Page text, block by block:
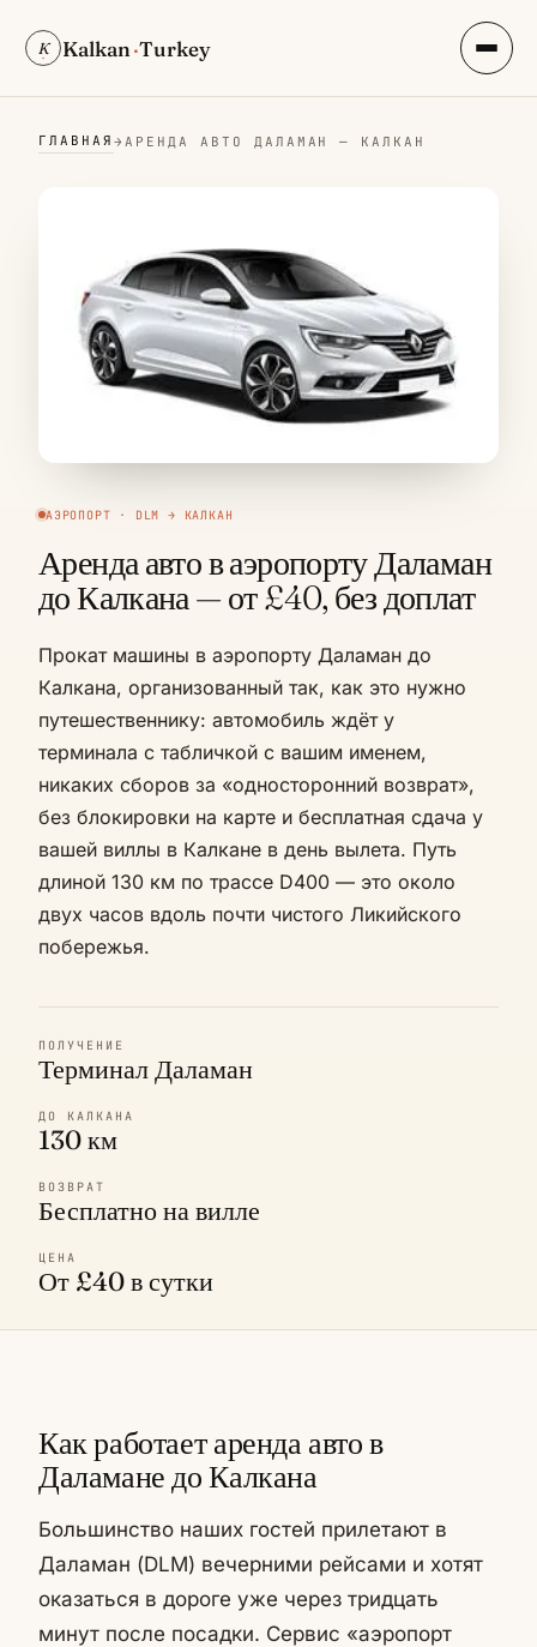
K Kalkan·Turkey
ГЛАВНАЯ → АРЕНДА АВТО ДАЛАМАН — КАЛКАН
АЭРОПОРТ · DLM → КАЛКАН
Аренда авто в аэропорту Даламан
до Калкана — от £40, без доплат
Прокат машины в аэропорту Даламан до
Калкана, организованный так, как это нужно
путешественнику: автомобиль ждёт у
терминала с табличкой с вашим именем,
никаких сборов за «односторонний возврат»,
без блокировки на карте и бесплатная сдача у
вашей виллы в Калкане в день вылета. Путь
длиной 130 км по трассе D400 — это около
двух часов вдоль почти чистого Ликийского
побережья.
ПОЛУЧЕНИЕ
Терминал Даламан
ДО КАЛКАНА
130 км
ВОЗВРАТ
Бесплатно на вилле
ЦЕНА
От £40 в сутки
Как работает аренда авто в
Даламане до Калкана
Большинство наших гостей прилетают в
Даламан (DLM) вечерними рейсами и хотят
оказаться в дороге уже через тридцать
минут после посадки. Сервис «аэропорт